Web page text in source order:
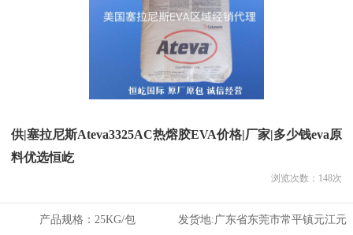
供|塞拉尼斯Ateva3325AC热熔胶EVA价格|厂家|多少钱eva原
料优选恒屹
浏览次数： 148次
产品规格： 25KG/包 发货地:广东省东莞市常平镇元江元